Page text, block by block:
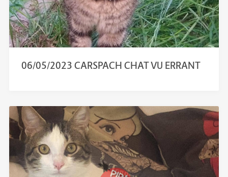
06/05/2023 CARSPACH CHAT VU ERRANT